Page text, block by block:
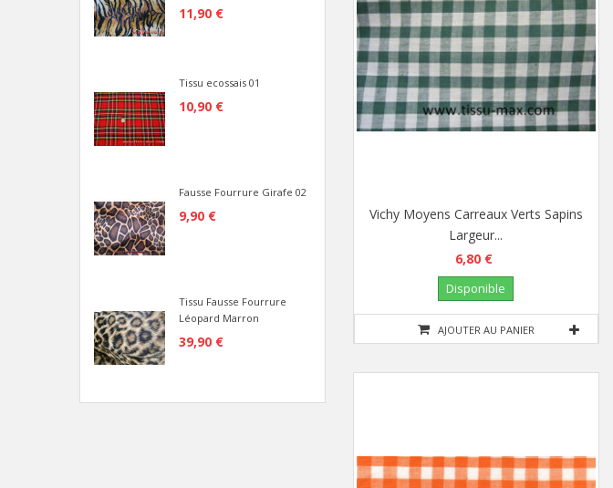
11,90 €
Tissu ecossais 01
10,90 €
Fausse Fourrure Girafe 02
9,90 €
Tissu Fausse Fourrure
Léopard Marron
39,90 €
AJOUTER AU PANIER
Vichy Moyens Carreaux Verts Sapins
Largeur...
6,80 €
Disponible